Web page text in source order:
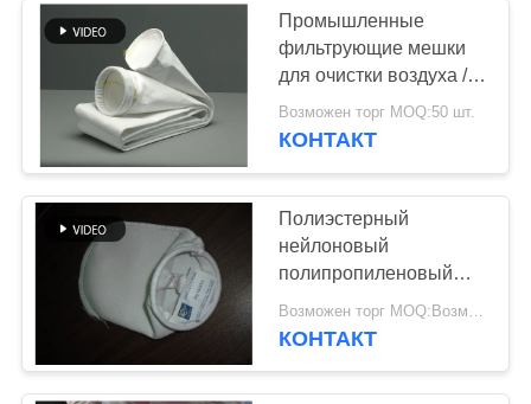
СВЯЖИТЕСЬ
МЫ
НОВОСТИ
СПРОСИТЕ
ЦИТАТУ
КАРТА
Промышленные
фильтрующие мешки
для очистки воздуха /
полипропиленовые
фильтрующие мешки
Возможен торг MOQ:50 шт.
КОНТАКТ
Полиэстерный
нейлоновый
полипропиленовый
фильтрующий пакет 5
микрон для
КОНТАКТ